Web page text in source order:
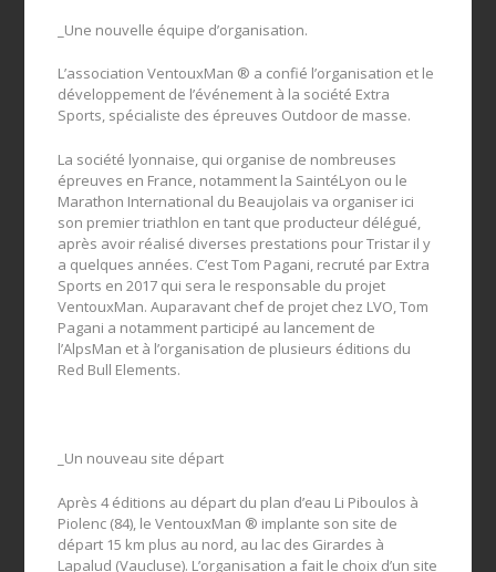
_Une nouvelle équipe d’organisation.
L’association VentouxMan ® a confié l’organisation et le
développement de l’événement à la société Extra
Sports, spécialiste des épreuves Outdoor de masse.
La société lyonnaise, qui organise de nombreuses
épreuves en France, notamment la SaintéLyon ou le
Marathon International du Beaujolais va organiser ici
son premier triathlon en tant que producteur délégué,
après avoir réalisé diverses prestations pour Tristar il y
a quelques années. C’est Tom Pagani, recruté par Extra
Sports en 2017 qui sera le responsable du projet
VentouxMan. Auparavant chef de projet chez LVO, Tom
Pagani a notamment participé au lancement de
l’AlpsMan et à l’organisation de plusieurs éditions du
Red Bull Elements.
_Un nouveau site départ
Après 4 éditions au départ du plan d’eau Li Piboulos à
Piolenc (84), le VentouxMan ® implante son site de
départ 15 km plus au nord, au lac des Girardes à
Lapalud (Vaucluse). L’organisation a fait le choix d’un site